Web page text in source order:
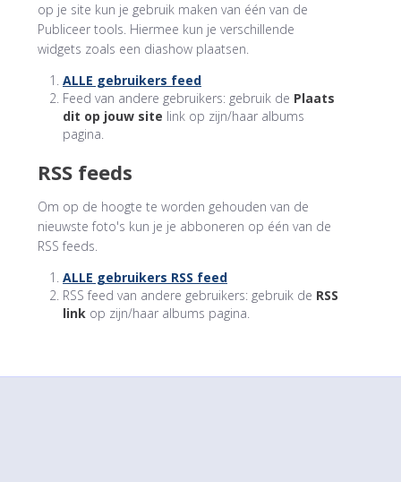
op je site kun je gebruik maken van één van de
Publiceer tools. Hiermee kun je verschillende
widgets zoals een diashow plaatsen.
ALLE gebruikers feed
Feed van andere gebruikers: gebruik de Plaats
dit op jouw site link op zijn/haar albums
pagina.
RSS feeds
Om op de hoogte te worden gehouden van de
nieuwste foto's kun je je abboneren op één van de
RSS feeds.
ALLE gebruikers RSS feed
RSS feed van andere gebruikers: gebruik de RSS
link op zijn/haar albums pagina.